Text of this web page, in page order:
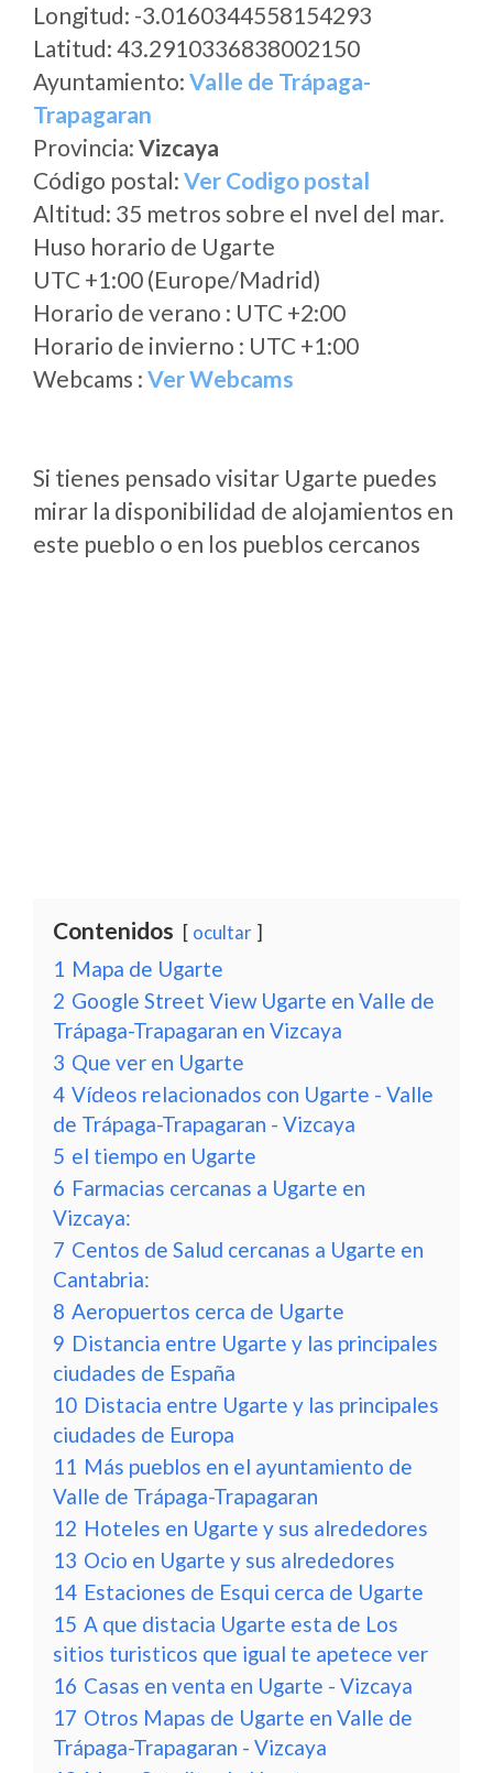
Longitud: -3.0160344558154293
Latitud: 43.2910336838002150
Ayuntamiento: Valle de Trápaga-
Trapagaran
Provincia: Vizcaya
Código postal: Ver Codigo postal
Altitud: 35 metros sobre el nvel del mar.
Huso horario de Ugarte
UTC +1:00 (Europe/Madrid)
Horario de verano : UTC +2:00
Horario de invierno : UTC +1:00
Webcams : Ver Webcams
Si tienes pensado visitar Ugarte puedes
mirar la disponibilidad de alojamientos en
este pueblo o en los pueblos cercanos
Contenidos ocultar
1 Mapa de Ugarte
2 Google Street View Ugarte en Valle de
Trápaga-Trapagaran en Vizcaya
3 Que ver en Ugarte
4 Vídeos relacionados con Ugarte - Valle
de Trápaga-Trapagaran - Vizcaya
5 el tiempo en Ugarte
6 Farmacias cercanas a Ugarte en
Vizcaya:
7 Centos de Salud cercanas a Ugarte en
Cantabria:
8 Aeropuertos cerca de Ugarte
9 Distancia entre Ugarte y las principales
ciudades de España
10 Distacia entre Ugarte y las principales
ciudades de Europa
11 Más pueblos en el ayuntamiento de
Valle de Trápaga-Trapagaran
12 Hoteles en Ugarte y sus alrededores
13 Ocio en Ugarte y sus alrededores
14 Estaciones de Esqui cerca de Ugarte
15 A que distacia Ugarte esta de Los
sitios turisticos que igual te apetece ver
16 Casas en venta en Ugarte - Vizcaya
17 Otros Mapas de Ugarte en Valle de
Trápaga-Trapagaran - Vizcaya